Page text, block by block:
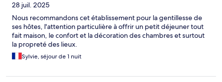
28 juil. 2025
Nous recommandons cet établissement pour la gentillesse de
ses hôtes, l'attention particulière à offrir un petit déjeuner tout
fait maison, le confort et la décoration des chambres et surtout
la propreté des lieux.
Sylvie, séjour de 1 nuit